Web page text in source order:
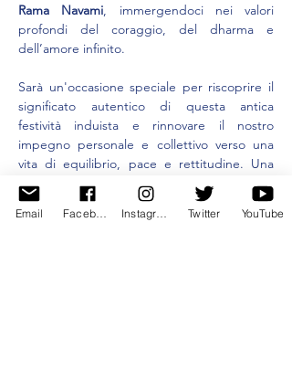
Rama Navami, immergendoci nei valori
profondi del coraggio, del dharma e
dell’amore infinito.
Sarà un'occasione speciale per riscoprire il
significato autentico di questa antica
festività induista e rinnovare il nostro
impegno personale e collettivo verso una
vita di equilibrio, pace e rettitudine. Una
festa che unisce la comunità attraverso la
musica, la preghiera e la condivisione.
Email Twitter YouTube